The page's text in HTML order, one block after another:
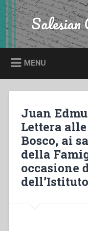
Skip
to
content
Search Salesian
MENU
Juan
Lettera
Bosco, ai
della
occasione
dell’Istituto